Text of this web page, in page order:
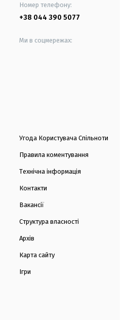
Номер телефону:
+38 044 390 5077
Ми в соцмережах:
Угода Користувача Спільноти
Правила коментування
Технічна інформація
Контакти
Вакансії
Структура власності
Архів
Карта сайту
Ігри